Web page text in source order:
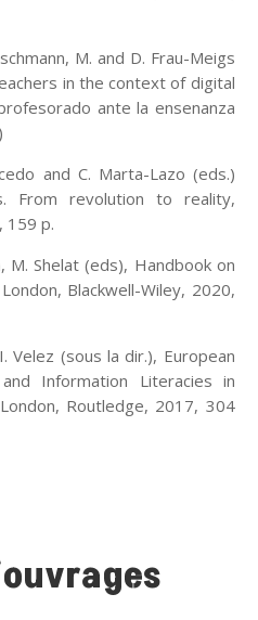
M. and D. Frau-Meigs
in the context of digital
ante la ensenanza
and C. Marta-Lazo (eds.)
From revolution to reality,
159 p.
M. Shelat (eds), Handbook on
Blackwell-Wiley, 2020,
Velez (sous la dir.), European
Information Literacies in
Routledge, 2017, 304